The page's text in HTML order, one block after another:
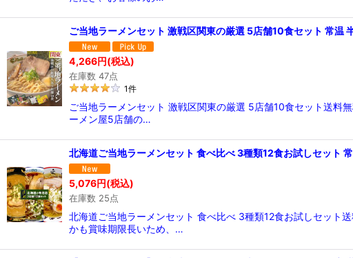
ご当地ラーメンセット 激戦区関東の厳選 5店舗10食セット 常温
4,266円(税込)
在庫数 47点
1件
ご当地ラーメンセット 激戦区関東の厳選 5店舗10食セット送料
ーメン屋5店舗の…
北海道ご当地ラーメンセット 食べ比べ 3種類12食お試しセット
5,076円(税込)
在庫数 25点
北海道ご当地ラーメンセット 食べ比べ 3種類12食お試しセット
かも賞味期限長いため、…